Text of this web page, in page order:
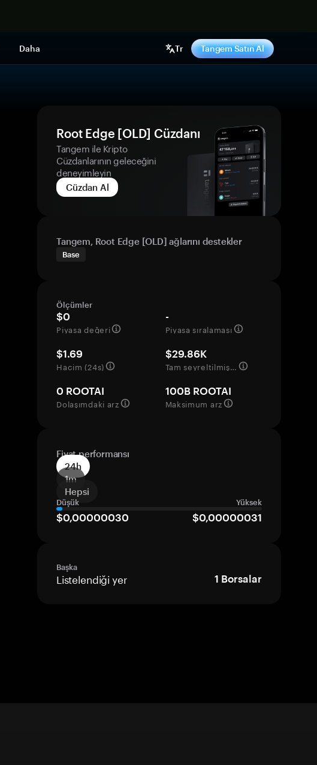
Daha Tr Tangem Satın Al
Root Edge [OLD] Cüzdanı
Tangem ile Kripto
Cüzdanlarının geleceğini
deneyimleyin
Cüzdan Al
Tangem, Root Edge [OLD] ağlarını destekler
Base
Ölçümler
$0
Piyasa değeri
-
Piyasa sıralaması
$1.69
Hacim (24s)
$29.86K
Tam seyreltilmiş değerleme
0 ROOTAI
Dolaşımdaki arz
100B ROOTAI
Maksimum arz
Fiyat performansı
24h
1m
Hepsi
Düşük Yüksek
$0,00000030 $0,00000031
Başka
Listelendiği yer 1 Borsalar